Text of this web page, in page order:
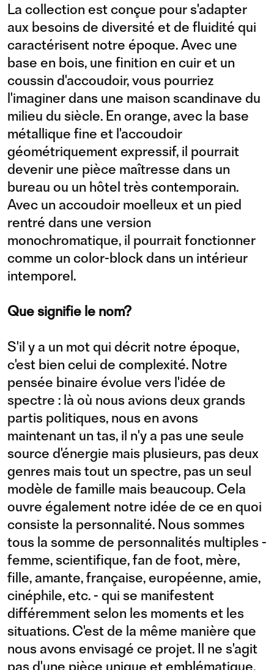
La collection est conçue pour s'adapter
aux besoins de diversité et de fluidité qui
caractérisent notre époque. Avec une
base en bois, une finition en cuir et un
coussin d'accoudoir, vous pourriez
l'imaginer dans une maison scandinave du
milieu du siècle. En orange, avec la base
métallique fine et l'accoudoir
géométriquement expressif, il pourrait
devenir une pièce maîtresse dans un
bureau ou un hôtel très contemporain.
Avec un accoudoir moelleux et un pied
rentré dans une version
monochromatique, il pourrait fonctionner
comme un color-block dans un intérieur
intemporel.
Que signifie le nom?
S'il y a un mot qui décrit notre époque,
c'est bien celui de complexité. Notre
pensée binaire évolue vers l'idée de
spectre : là où nous avions deux grands
partis politiques, nous en avons
maintenant un tas, il n'y a pas une seule
source d'énergie mais plusieurs, pas deux
genres mais tout un spectre, pas un seul
modèle de famille mais beaucoup. Cela
ouvre également notre idée de ce en quoi
consiste la personnalité. Nous sommes
tous la somme de personnalités multiples -
femme, scientifique, fan de foot, mère,
fille, amante, française, européenne, amie,
cinéphile, etc. - qui se manifestent
différemment selon les moments et les
situations. C'est de la même manière que
nous avons envisagé ce projet. Il ne s'agit
pas d'une pièce unique et emblématique,